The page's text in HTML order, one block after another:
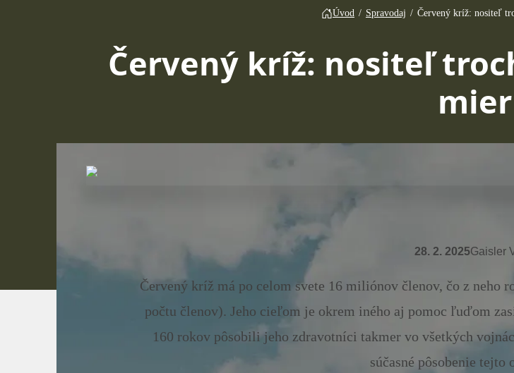
Úvod / Spravodaj / Červený kríž: nositeľ
Červený kríž: nositeľ
mier
28. 2. 2025Gaisler
Červený kríž má po celom svete 16 miliónov členov, čo z neho
počtu členov). Jeho cieľom je okrem iného aj pomoc ľuďom
160 rokov pôsobili jeho zdravotníci takmer vo všetkých
súčasné pôsobenie tejto